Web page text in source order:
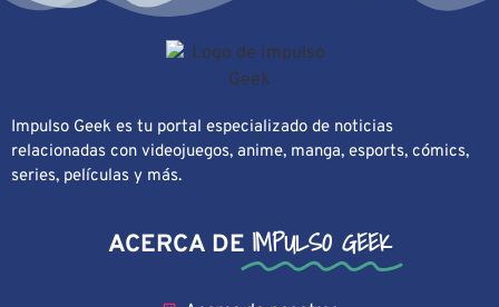
Impulso Geek es tu portal especializado de noticias
relacionadas con videojuegos, anime, manga, esports, cómics,
series, películas y más.
ACERCA DE IMPULSO GEEK